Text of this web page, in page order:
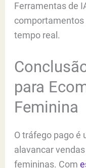
Ferramentas de
tempo real.
para
Feminina
O tráfego pago é
alavancar
femininas. Com